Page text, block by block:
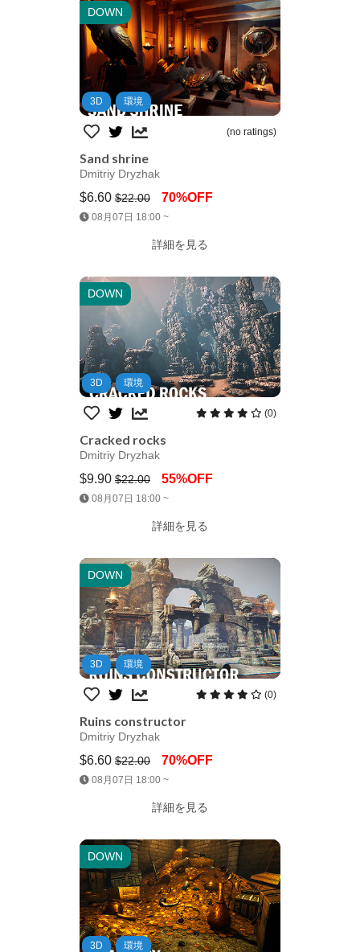
DOWN
3D 環境
(no ratings)
Sand shrine
Dmitriy Dryzhak
$6.60 $22.00 70%OFF
08月07日 18:00 ~
詳細を見る
DOWN
Jump AssetStore
3D 環境
(0)
Cracked rocks
Dmitriy Dryzhak
$9.90 $22.00 55%OFF
08月07日 18:00 ~
詳細を見る
DOWN
Jump AssetStore
3D 環境
(0)
Ruins constructor
Dmitriy Dryzhak
$6.60 $22.00 70%OFF
08月07日 18:00 ~
詳細を見る
DOWN
Jump AssetStore
3D 環境